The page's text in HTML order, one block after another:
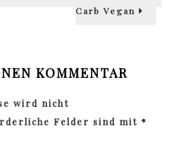
Carb Vegan
KOMMENTAR
wird nicht
Felder sind mit *